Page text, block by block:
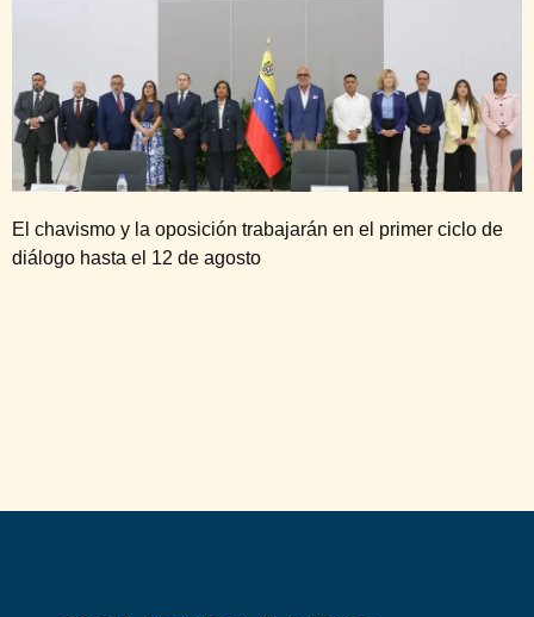
El chavismo y la oposición trabajarán en el primer ciclo de
diálogo hasta el 12 de agosto